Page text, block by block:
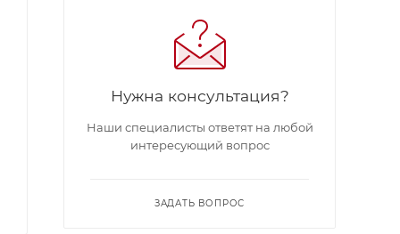
Нужна консультация?
Наши специалисты ответят на любой
интересующий вопрос
ЗАДАТЬ ВОПРОС